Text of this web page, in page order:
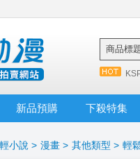
商品標
新品預購 下殺特集
小說 > 漫畫 > 其他類型 > 輕